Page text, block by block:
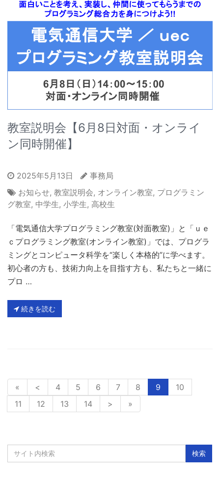
教室説明会【6月8日対面・オンライ
ン同時開催】
2025年5月13日
事務局
お知らせ, 教室説明会, オンライン教室, プログラミン
グ教室, 中学生, 小学生, 高校生
「電気通信大学プログラミング教室(対面教室)」と「ｕｅ
ｃプログラミング教室(オンライン教室)」では、プログラ
ミングとコンピュータ科学を“楽しく本格的”に学べます。
初心者の方も、技術力向上を目指す方も、私たちと一緒に
プロ …
続きを読む
« < 4 5 6 7 8 9
10
11
12 13 14 > »